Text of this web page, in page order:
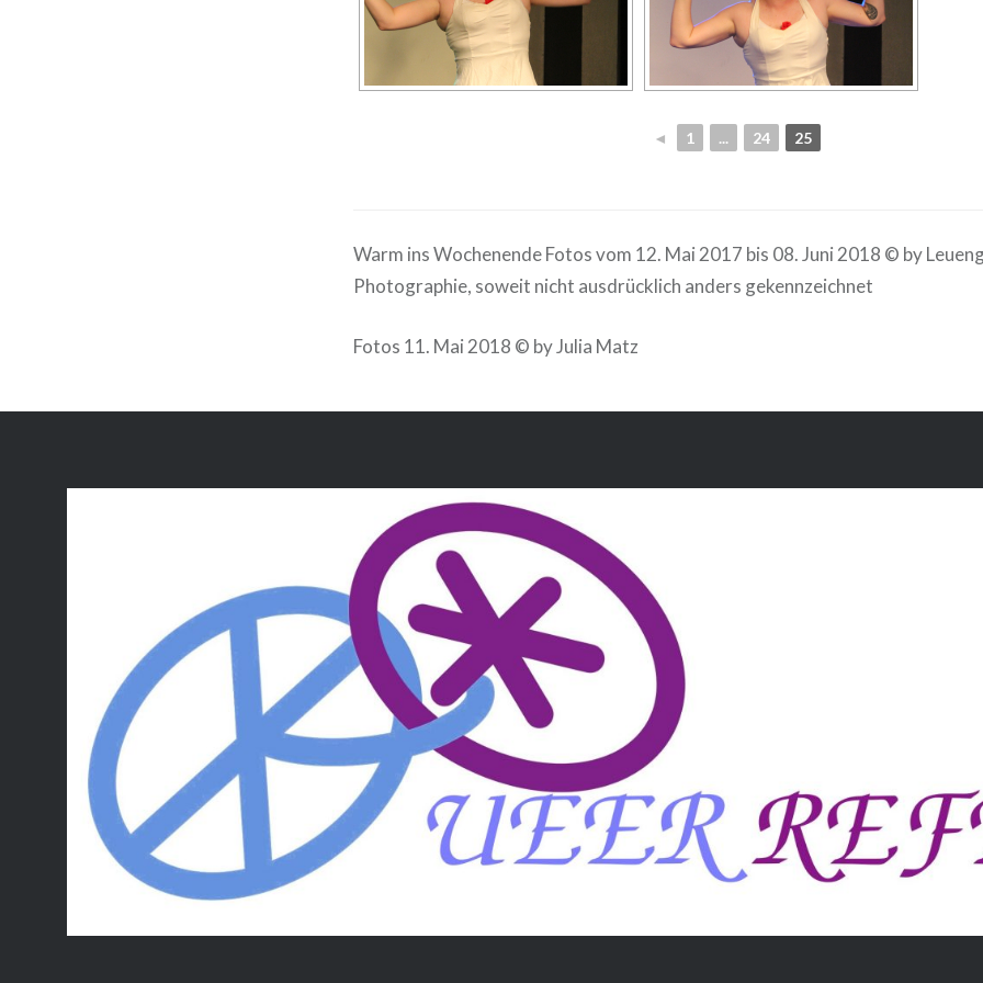
◄ 1 ... 24 25
Warm ins Wochenende Fotos vom 12. Mai 2017 bis 08. Juni 2018 © by
Photographie, soweit nicht ausdrücklich anders gekennzeichnet
Fotos 11. Mai 2018 © by Julia Matz